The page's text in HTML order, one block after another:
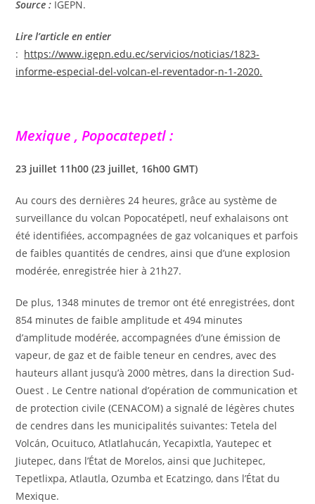
Source : IGEPN.
Lire l’article en entier
: https://www.igepn.edu.ec/servicios/noticias/1823-
informe-especial-del-volcan-el-reventador-n-1-2020.
Mexique , Popocatepetl :
23 juillet 11h00 (23 juillet, 16h00 GMT)
Au cours des dernières 24 heures, grâce au système de
surveillance du volcan Popocatépetl, neuf exhalaisons ont
été identifiées, accompagnées de gaz volcaniques et parfois
de faibles quantités de cendres, ainsi que d’une explosion
modérée, enregistrée hier à 21h27.
De plus, 1348 minutes de tremor ont été enregistrées, dont
854 minutes de faible amplitude et 494 minutes
d’amplitude modérée, accompagnées d’une émission de
vapeur, de gaz et de faible teneur en cendres, avec des
hauteurs allant jusqu’à 2000 mètres, dans la direction Sud-
Ouest . Le Centre national d’opération de communication et
de protection civile (CENACOM) a signalé de légères chutes
de cendres dans les municipalités suivantes: Tetela del
Volcán, Ocuituco, Atlatlahucán, Yecapixtla, Yautepec et
Jiutepec, dans l’État de Morelos, ainsi que Juchitepec,
Tepetlixpa, Atlautla, Ozumba et Ecatzingo, dans l’État du
Mexique.